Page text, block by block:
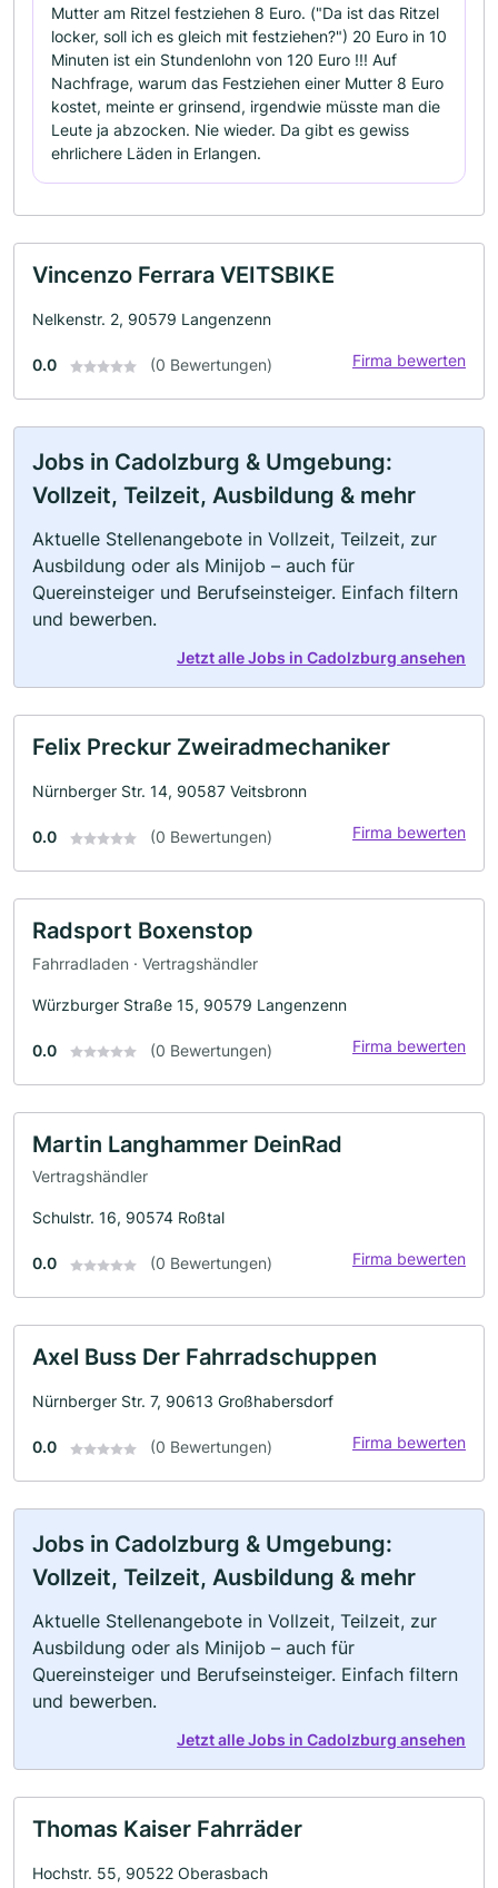
Mutter am Ritzel festziehen 8 Euro. ("Da ist das Ritzel
locker, soll ich es gleich mit festziehen?") 20 Euro in 10
Minuten ist ein Stundenlohn von 120 Euro !!! Auf
Nachfrage, warum das Festziehen einer Mutter 8 Euro
kostet, meinte er grinsend, irgendwie müsste man die
Leute ja abzocken. Nie wieder. Da gibt es gewiss
ehrlichere Läden in Erlangen.
Vincenzo Ferrara VEITSBIKE
Nelkenstr. 2, 90579 Langenzenn
0.0 (0 Bewertungen) Firma bewerten
Jobs in Cadolzburg & Umgebung:
Vollzeit, Teilzeit, Ausbildung & mehr
Aktuelle Stellenangebote in Vollzeit, Teilzeit, zur
Ausbildung oder als Minijob – auch für
Quereinsteiger und Berufseinsteiger. Einfach filtern
und bewerben.
Jetzt alle Jobs in Cadolzburg ansehen
Felix Preckur Zweiradmechaniker
Nürnberger Str. 14, 90587 Veitsbronn
0.0 (0 Bewertungen) Firma bewerten
Radsport Boxenstop
Fahrradladen · Vertragshändler
Würzburger Straße 15, 90579 Langenzenn
0.0 (0 Bewertungen) Firma bewerten
Martin Langhammer DeinRad
Vertragshändler
Schulstr. 16, 90574 Roßtal
0.0 (0 Bewertungen) Firma bewerten
Axel Buss Der Fahrradschuppen
Nürnberger Str. 7, 90613 Großhabersdorf
0.0 (0 Bewertungen) Firma bewerten
Jobs in Cadolzburg & Umgebung:
Vollzeit, Teilzeit, Ausbildung & mehr
Aktuelle Stellenangebote in Vollzeit, Teilzeit, zur
Ausbildung oder als Minijob – auch für
Quereinsteiger und Berufseinsteiger. Einfach filtern
und bewerben.
Jetzt alle Jobs in Cadolzburg ansehen
Thomas Kaiser Fahrräder
Hochstr. 55, 90522 Oberasbach